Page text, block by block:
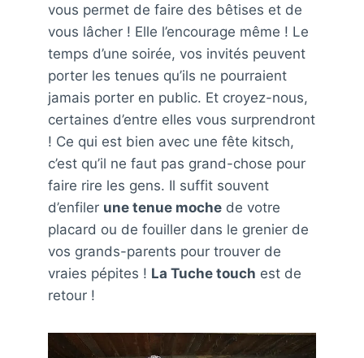
vous permet de faire des bêtises et de
vous lâcher ! Elle l’encourage même ! Le
temps d’une soirée, vos invités peuvent
porter les tenues qu’ils ne pourraient
jamais porter en public. Et croyez-nous,
certaines d’entre elles vous surprendront
! Ce qui est bien avec une fête kitsch,
c’est qu’il ne faut pas grand-chose pour
faire rire les gens. Il suffit souvent
d’enfiler une tenue moche de votre
placard ou de fouiller dans le grenier de
vos grands-parents pour trouver de
vraies pépites ! La Tuche touch est de
retour !